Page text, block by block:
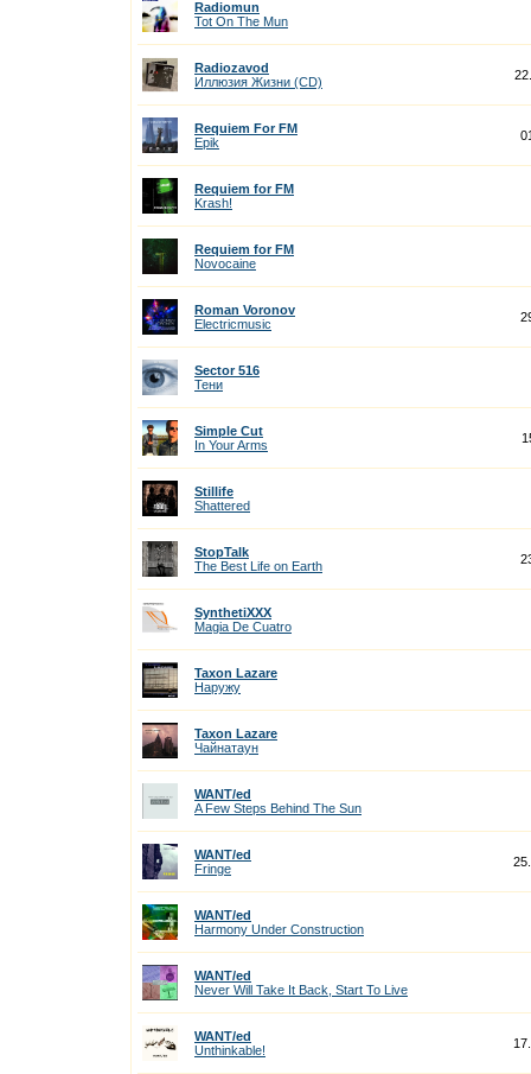
Radiomun
Tot On The Mun
Radiozavod
Иллюзия Жизни (CD)
Requiem For FM
Epik
Requiem for FM
Krash!
Requiem for FM
Novocaine
Roman Voronov
Electricmusic
Sector 516
Тени
Simple Cut
In Your Arms
Stillife
Shattered
StopTalk
The Best Life on Earth
SynthetiXXX
Magia De Cuatro
Taxon Lazare
Наружу
Taxon Lazare
Чайнатаун
WANT/ed
A Few Steps Behind The Sun
WANT/ed
Fringe
WANT/ed
Harmony Under Construction
WANT/ed
Never Will Take It Back, Start To Live
WANT/ed
Unthinkable!